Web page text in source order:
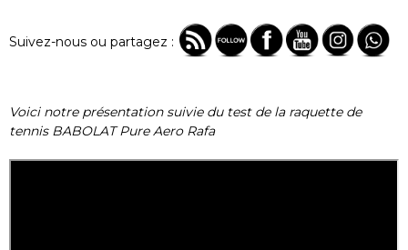
Suivez-nous ou partagez :
Voici notre présentation suivie du test de la raquette de
tennis BABOLAT Pure Aero Rafa